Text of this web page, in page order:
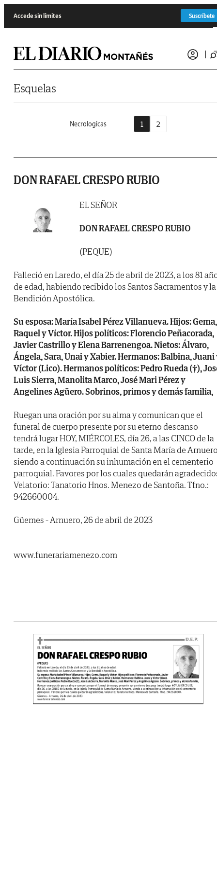
Accede sin límites Suscríbete
Esquelas
Necrologicas 1 2
DON RAFAEL CRESPO RUBIO
EL SEÑOR
DON RAFAEL CRESPO RUBIO
(PEQUE)
Falleció en Laredo, el día 25 de abril de 2023, a los 81
de edad, habiendo recibido los Santos Sacramentos y la
Bendición Apostólica.
Su esposa: María Isabel Pérez Villanueva. Hijos: Gema,
Raquel y Víctor. Hijos políticos: Florencio Peñacorada,
Javier Castrillo y Elena Barrenengoa. Nietos: Álvaro,
Ángela, Sara, Unai y Xabier. Hermanos: Balbina, Juani
Víctor (Lico). Hermanos políticos: Pedro Rueda (†),
Luis Sierra, Manolita Marco, José Mari Pérez y
Angelines Agüero. Sobrinos, primos y demás familia,
Ruegan una oración por su alma y comunican que el
funeral de cuerpo presente por su eterno descanso
tendrá lugar HOY, MIÉRCOLES, día 26, a las CINCO de la
tarde, en la Iglesia Parroquial de Santa María de
siendo a continuación su inhumación en el cementerio
parroquial. Favores por los cuales quedarán
Velatorio: Tanatorio Hnos. Menezo de Santoña. Tfno.:
942660004.
Güemes - Arnuero, 26 de abril de 2023
www.funerariamenezo.com